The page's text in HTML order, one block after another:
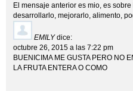
El mensaje anterior es mio, es
desarrollarlo, mejorarlo, alimento,
EMILY dice:
octubre 26, 2015 a las 7:22 pm
BUENICIMA ME GUSTA PERO NO
LA FRUTA ENTERA O COMO